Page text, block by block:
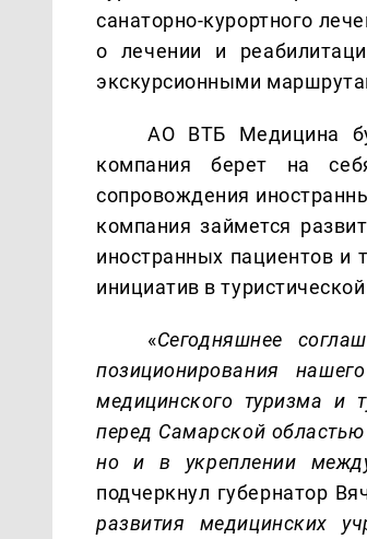
санаторно-курортного
о лечении и
экскурсионными
АО ВТБ Медицина
компания берет на
сопровождения
компания займется
иностранных пациентов и
инициатив в
«Сегодняшнее
позиционирования
медицинского туризма и
перед Самарской
но и в укреплении
подчеркнул губернатор
развития медицинских